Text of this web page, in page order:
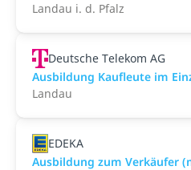
Landau i. d. Pfalz
Deutsche Telekom AG
Ausbildung Kaufleute im
Landau
EDEKA
Ausbildung zum Verkäufer